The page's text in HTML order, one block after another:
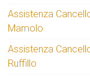
Assistenza
Mamolo
Assistenza
Ruffillo